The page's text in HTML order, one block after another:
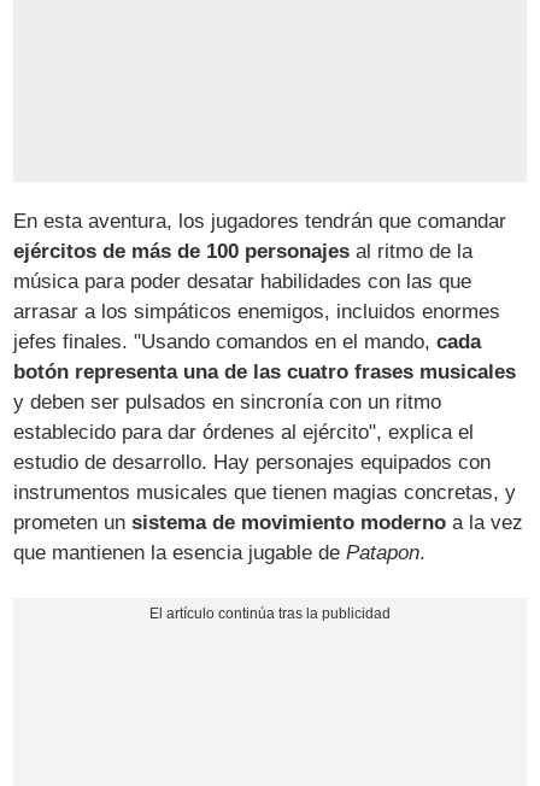
En esta aventura, los jugadores tendrán que comandar
ejércitos de más de 100 personajes al ritmo de la
música para poder desatar habilidades con las que
arrasar a los simpáticos enemigos, incluidos enormes
jefes finales. "Usando comandos en el mando,cada
botón representa una de las cuatro frases musicales
y deben ser pulsados en sincronía con un ritmo
establecido para dar órdenes al ejército", explica el
estudio de desarrollo. Hay personajes equipados con
instrumentos musicales que tienen magias concretas, y
prometen unsistema de movimiento moderno a la vez
que mantienen la esencia jugable dePatapon.